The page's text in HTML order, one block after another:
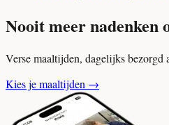
Nooit meer nadenken
Verse maaltijden, dagelijks bezorgd
Kies je maaltijden →